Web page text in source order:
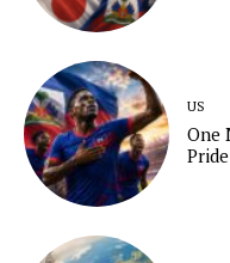
US
One